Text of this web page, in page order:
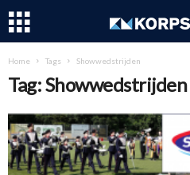
Home Tags Showwedstrijden
Tag: Showwedstrijden